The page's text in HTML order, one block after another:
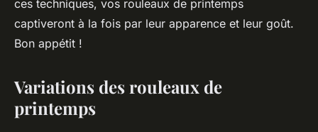
ces techniques, vos rouleaux de printemps
captiveront à la fois par leur apparence et leur goût.
Bon appétit !
Variations des rouleaux de
printemps